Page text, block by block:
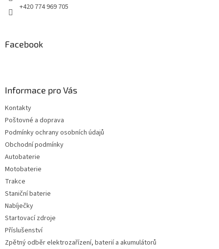
+420 774 969 705
Facebook
Informace pro Vás
Kontakty
Poštovné a doprava
Podmínky ochrany osobních údajů
Obchodní podmínky
Autobaterie
Motobaterie
Trakce
Staniční baterie
Nabíječky
Startovací zdroje
Příslušenství
Zpětný odběr elektrozařízení, baterií a akumulátorů